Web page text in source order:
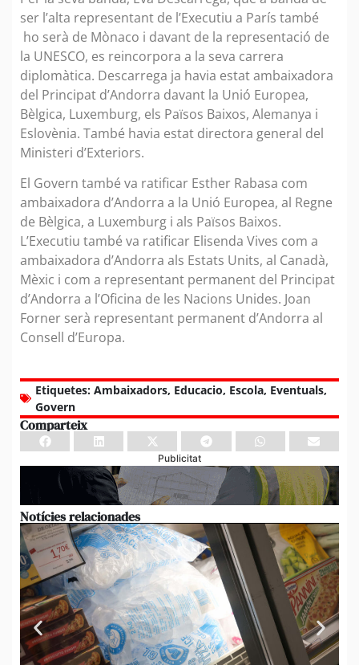
ser l’alta representant de l’Executiu a París també
ho serà de Mònaco i davant de la representació de
la UNESCO, es reincorpora a la seva carrera
diplomàtica. Descarrega ja havia estat ambaixadora
del Principat d’Andorra davant la Unió Europea,
Bèlgica, Luxemburg, els Països Baixos, Alemanya i
Eslovènia. També havia estat directora general del
Ministeri d’Exteriors.
El Govern també va ratificar Esther Rabasa com
ambaixadora d’Andorra a la Unió Europea, al Regne
de Bèlgica, a Luxemburg i als Països Baixos.
L’Executiu també va ratificar Elisenda Vives com a
ambaixadora d’Andorra als Estats Units, al Canadà,
Mèxic i com a representant permanent del Principat
d’Andorra a l’Oficina de les Nacions Unides. Joan
Forner serà representant permanent d’Andorra al
Consell d’Europa.
Etiquetes: Ambaixadors, Educacio, Escola, Eventuals,
Govern
Comparteix
Publicitat
Notícies relacionades